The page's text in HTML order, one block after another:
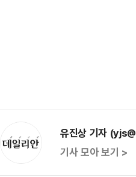
유진상 기자
기사 모아 보기 >